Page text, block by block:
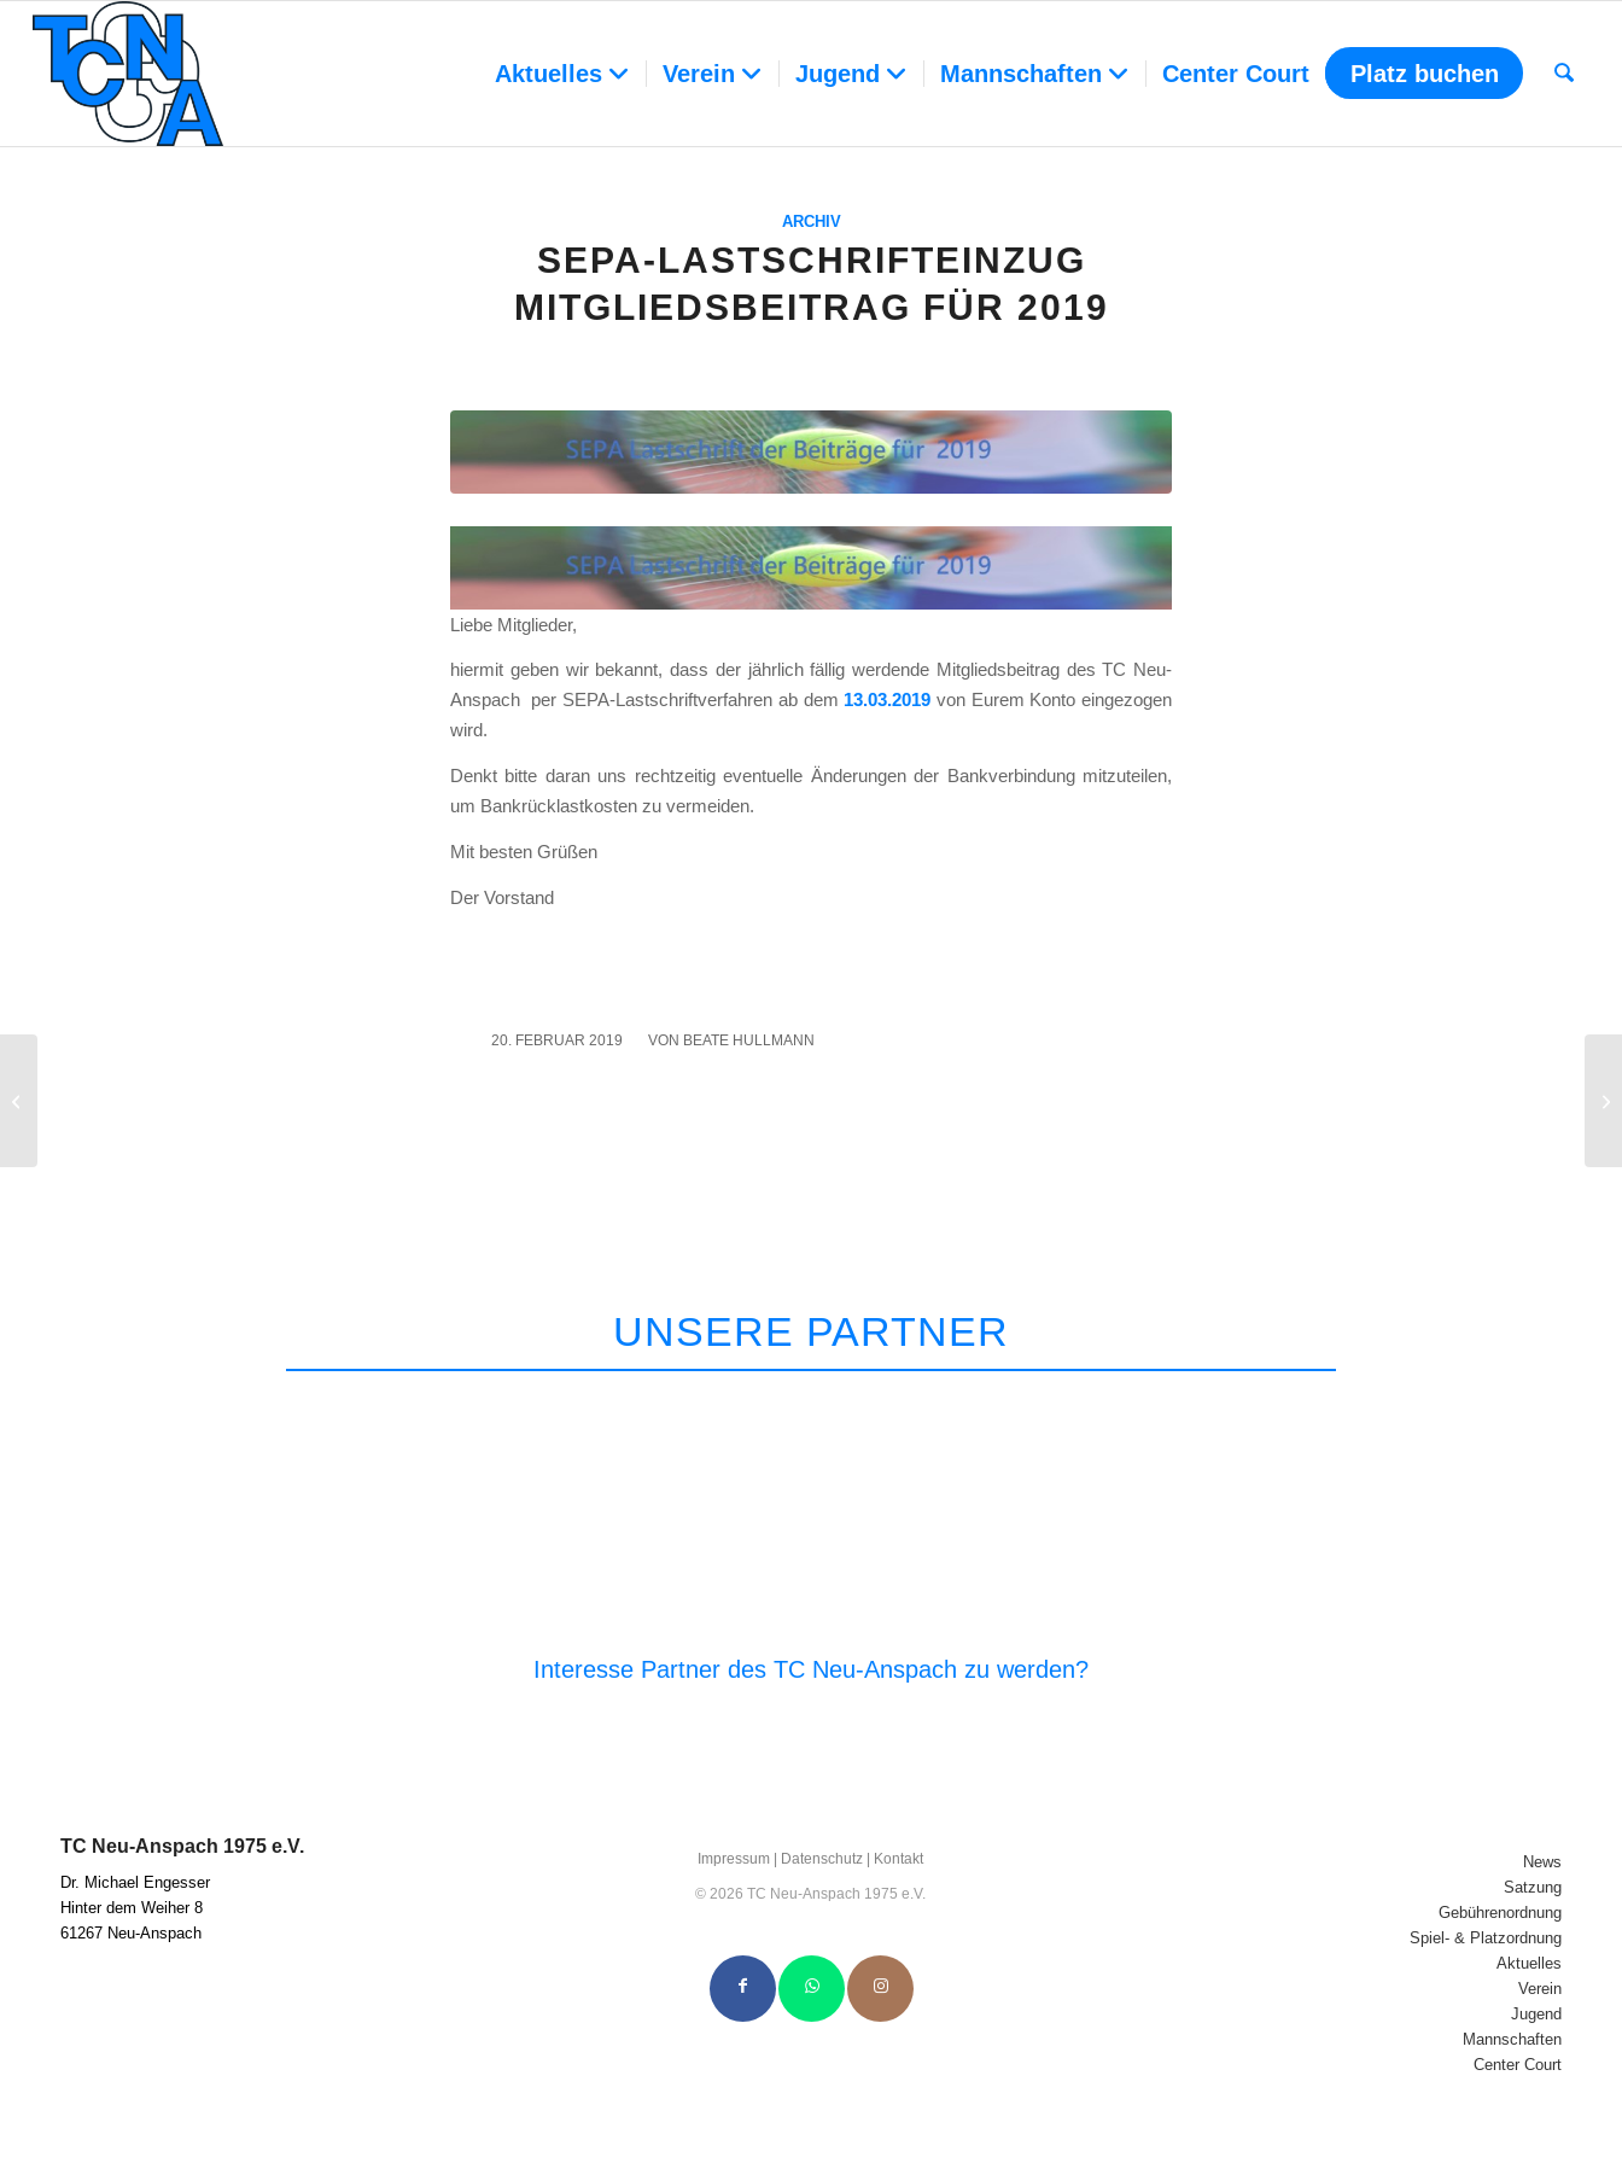
Aktuelles Verein Jugend Mannschaften Center Court Platz buchen
ARCHIV
SEPA-LASTSCHRIFTEINZUG
MITGLIEDSBEITRAG FÜR 2019
Lie­be Mit­glie­der,
hier­mit geben wir bekannt, dass der jähr­lich fäl­lig wer­den­de Mit­glieds­bei­trag des TC Neu-
Anspach per SEPA-Last­schrift­ver­fah­ren ab dem 13.03.2019 von Eurem Kon­to ein­ge­zo­gen
wird.
Denkt bit­te dar­an uns recht­zei­tig even­tu­el­le Ände­run­gen der Bank­ver­bin­dung mit­zu­tei­len,
um Bank­rück­last­kos­ten zu ver­mei­den.
Mit bes­ten Grü­ßen
Der Vor­stand
20. FEBRUAR 2019
/ VON BEATE HULLMANN
UNSERE PARTNER
Interesse Partner des TC Neu-Anspach zu werden?
TC Neu-Anspach 1975 e.V.
Dr. Micha­el Eng­es­ser
Hin­ter dem Wei­her 8
61267 Neu-Anspach
Impres­sum Daten­schutz Kon­takt
© 2026 TC Neu-Anspach 1975 e.V.
News
Sat­zung
Gebüh­ren­ord­nung
Spiel- & Platz­ord­nung
Aktu­el­les
Ver­ein
Jugend
Mann­schaf­ten
Cen­ter Court